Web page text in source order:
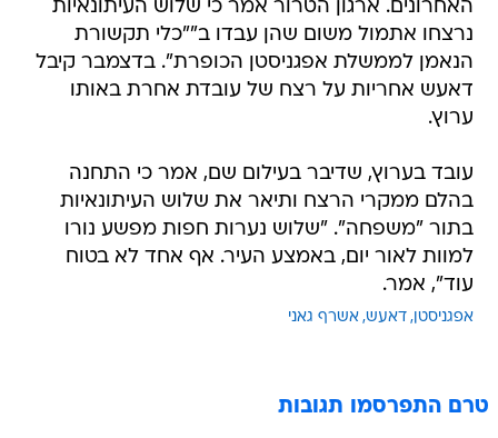
האחרונים. ארגון הטרור אמר כי שלוש העיתונאיות
נרצחו אתמול משום שהן עבדו ב""כלי תקשורת
הנאמן לממשלת אפגניסטן הכופרת". בדצמבר קיבל
דאעש אחריות על רצח של עובדת אחרת באותו
ערוץ.
עובד בערוץ, שדיבר בעילום שם, אמר כי התחנה
בהלם ממקרי הרצח ותיאר את שלוש העיתונאיות
בתור "משפחה". "שלוש נערות חפות מפשע נורו
למוות לאור יום, באמצע העיר. אף אחד לא בטוח
עוד", אמר.
אפגניסטן דאעש אשרף גאני
טרם התפרסמו תגובות